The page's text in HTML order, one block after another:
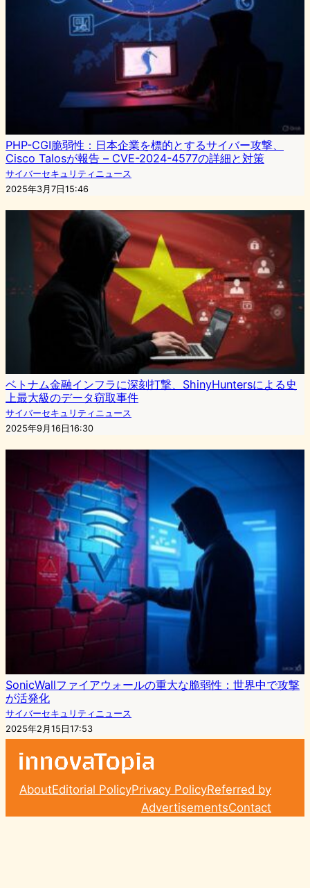
PHP-CGI脆弱性：日本企業を標的とするサイバー攻撃、
Cisco Talosが報告 – CVE-2024-4577の詳細と対策
サイバーセキュリティニュース
2025年3月7日15:46
ベトナム金融インフラに深刻打撃、ShinyHuntersによる史
上最大級のデータ窃取事件
サイバーセキュリティニュース
2025年9月16日16:30
SonicWallファイアウォールの重大な脆弱性：世界中で攻撃
が活発化
サイバーセキュリティニュース
2025年2月15日17:53
AboutEditorial PolicyPrivacy PolicyReferred by
AdvertisementsContact